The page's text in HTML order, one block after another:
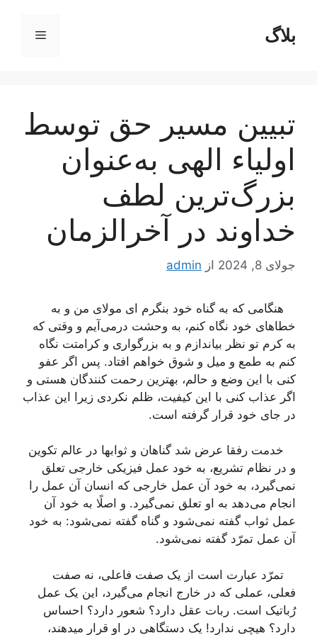
محتوابلاگ فهرست
تبیین مسیر حق توسط
اولیاء الهی به‌عنوان
بزرگ‌ترین لطف
خداوند در آخرالزمان
جولای 8, 2024 از admin
هنگامی که به گناه خود بنگرم ای مولای من و به
خطاهای خود نگاه کنم، به وحشت درمی‌آیم و وقتی که
به کرم تو نظر بیاندازم و به بزرگواری و کرامتت نگاه
کنم به طمع و میل و شوق خواهم افتاد. پس اگر عفو
کنی با این وضع و حالم، بهترین رحمت کنندگان هستی و
اگر عذاب کنی با این کیفیت، ظلم نکردی زیرا این عذاب
در جای خود قرار گرفته است.
خدمت رفقا عرض شد گناهان و ثوابها در عالم تکوین
و در نظام تشریع، به خود عمل فیزیکی خارجی تعلق
نمی‌گیرد، به خود آن عمل خارجی که انسان آن عمل را
انجام می‌دهد به او تعلق نمی‌گیرد. و اصلًا به خود آن
عمل ثواب گفته نمی‌شود و گناه گفته نمی‌شود: به خود
آن عمل تمرّد گفته نمی‌شود.
تمرّد عبارت است از یک صفت فاعلی، نه صفت
فعلی، عملی که در خارج انجام می‌گیرد، این یک عمل
رُباتیک است. ربات عقل دارد؟ شعور دارد؟ احساس
دارد؟ هیچی ندارد! یک دستگاهی در او قرار میدهند،